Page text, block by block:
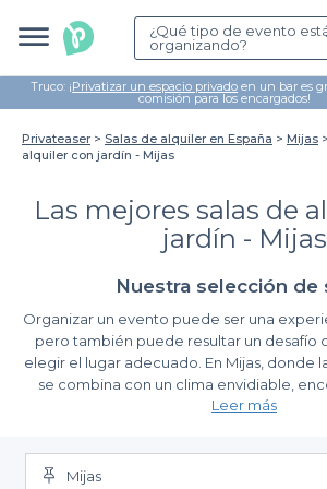
¿Qué tipo de evento
organizando?
Truco: ¡Privatizar un espacio privado en un bar es
comisión para los encargados!
Privateaser Salas de alquiler en España Mijas
alquiler con jardín - Mijas
Las mejores salas de
jardín - Mijas
Nuestra selección de
Organizar un evento puede ser una
pero también puede resultar un desafío
elegir el lugar adecuado. En Mijas, donde
se combina con un clima envidiable,
alquiler con jardín puede transformar
reuniones corporativas, los jardines
relajante que garantiza un ambiente
Ventajas de elegir Privateaser
Utilizar la plataforma de Privateaser para
Leer más
Mijas